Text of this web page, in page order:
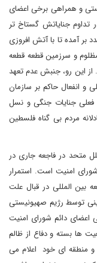
و همراهی برخی اعضای
تداوم جنایاتش گستاخ تر
آمده تا با آتش افروزی
و سرزمین قطعه قطعه
این رو، جنبش عدم تعهد
و انفعال حاکم بر سازمان
فعلی جنایات جنگی و نسل
مردم بی گناه فلسطین
متحد در فاجعه جاری در
امنیت است. استمرار
بین المللی در قبال علت
توسط رژیم صهیونیستی
اعضای دائم شورای امنیت
ها بسته و دفاع از ظالم
منطقه ای خود اعلام می